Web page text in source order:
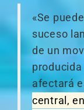
«Se
suceso
de un
producida
afectará
central,